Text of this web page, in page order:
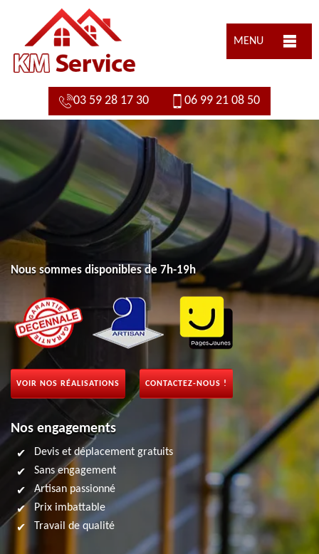
MENU
03 59 28 17 30 06 99 21 08 50
Nous sommes disponibles de 7h-19h
VOIR NOS RÉALISATIONS CONTACTEZ-NOUS !
Nos engagements
Devis et déplacement gratuits
Sans engagement
Artisan passionné
Prix imbattable
Travail de qualité